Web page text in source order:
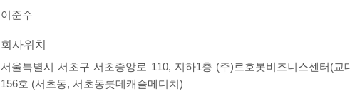
이준수
회사위치
서울특별시 서초구 서초중앙로 110, 지하1층 (주)르호봇비즈니스센터(교
156호 (서초동, 서초동롯데캐슬메디치)